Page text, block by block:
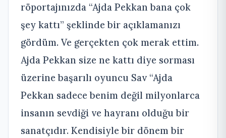
röportajınızda “Ajda Pekkan bana çok
şey kattı” şeklinde bir açıklamanızı
gördüm. Ve gerçekten çok merak ettim.
Ajda Pekkan size ne kattı diye sorması
üzerine başarılı oyuncu Sav “Ajda
Pekkan sadece benim değil milyonlarca
insanın sevdiği ve hayranı olduğu bir
sanatçıdır. Kendisiyle bir dönem bir